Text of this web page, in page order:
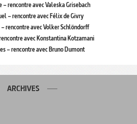
– rencontre avec Valeska Grisebach
– rencontre avec Félix de Givry
rencontre avec Volker Schlöndorff
avec Konstantina Kotzamani
– rencontre avec Bruno Dumont
ARCHIVES